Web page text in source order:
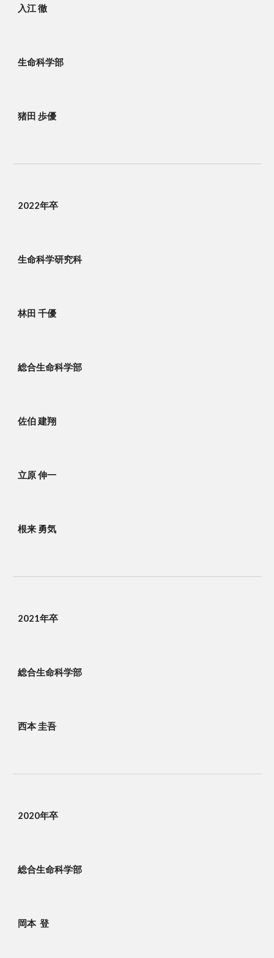
入江 徹
生命科学部
猪田 歩優
2022年卒
生命科学研究科
林田 千優
総合生命科学部
佐伯 建翔
立原 伸一
根来 勇気
2021年卒
総合生命科学部
西本 圭吾
2020年卒
総合生命科学部
岡本 登